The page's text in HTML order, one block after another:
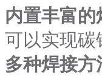
内置丰
可以实现碳
多种焊接方